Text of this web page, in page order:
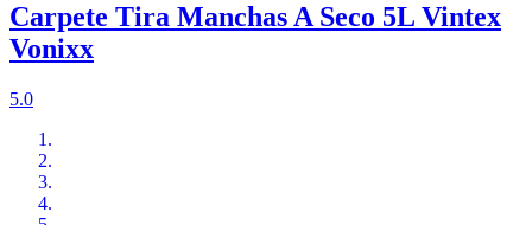
Carpete Tira Manchas A Seco 5L Vintex
Vonixx
5.0